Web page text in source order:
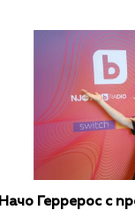
Начо Геррерос с